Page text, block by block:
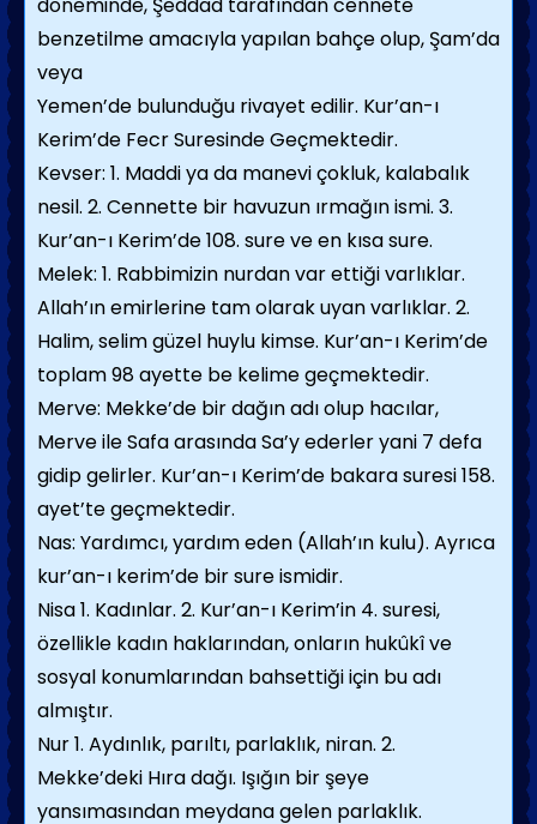
benzetilme amacıyla yapılan bahçe olup, Şam’da
veya
Yemen’de bulunduğu rivayet edilir. Kur’an-ı
Kerim’de Fecr Suresinde Geçmektedir.
Kevser: 1. Maddi ya da manevi çokluk, kalabalık
nesil. 2. Cennette bir havuzun ırmağın ismi. 3.
Kur’an-ı Kerim’de 108. sure ve en kısa sure.
Melek: 1. Rabbimizin nurdan var ettiği varlıklar.
Allah’ın emirlerine tam olarak uyan varlıklar. 2.
Halim, selim güzel huylu kimse. Kur’an-ı Kerim’de
toplam 98 ayette be kelime geçmektedir.
Merve: Mekke’de bir dağın adı olup hacılar,
Merve ile Safa arasında Sa’y ederler yani 7 defa
gidip gelirler. Kur’an-ı Kerim’de bakara suresi 158.
ayet’te geçmektedir.
Nas: Yardımcı, yardım eden (Allah’ın kulu). Ayrıca
kur’an-ı kerim’de bir sure ismidir.
Nisa 1. Kadınlar. 2. Kur’an-ı Kerim’in 4. suresi,
özellikle kadın haklarından, onların hukûkî ve
sosyal konumlarından bahsettiği için bu adı
almıştır.
Nur 1. Aydınlık, parıltı, parlaklık, niran. 2.
Mekke’deki Hıra dağı. Işığın bir şeye
yansımasından meydana gelen parlaklık.